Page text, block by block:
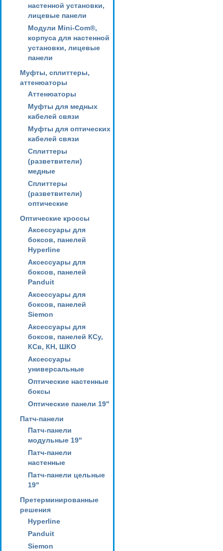
настенной установки,
лицевые панели
Модули Mini-Com®,
корпуса для настенной
установки, лицевые
панели
Муфты, сплиттеры,
аттенюаторы
Аттенюаторы
Муфты для медных
кабелей связи
Муфты для оптических
кабелей связи
Сплиттеры
(разветвители)
медные
Сплиттеры
(разветвители)
оптические
Оптические кроссы
Аксессуары для
боксов, панелей
Hyperline
Аксессуары для
боксов, панелей
Panduit
Аксессуары для
боксов, панелей
Siemon
Аксессуары для
боксов, панелей КСу,
КСв, КН, ШКО
Аксессуары
универсальные
Оптические настенные
боксы
Оптические панели 19"
Патч-панели
Патч-панели
модульные 19"
Патч-панели
настенные
Патч-панели цельные
19"
Претерминированные
решения
Hyperline
Panduit
Siemon